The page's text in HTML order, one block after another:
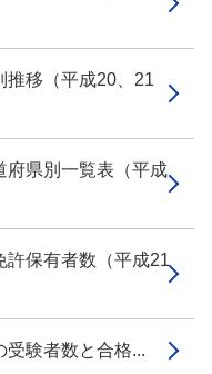
移（平成20、21
県別一覧表（平成
保有者数（平成21
験者数と合格...